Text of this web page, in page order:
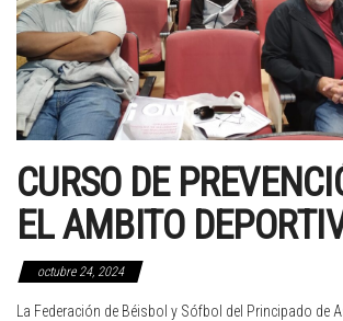
CURSO DE
EL AMBITO
octubre 24, 2024
La Federación de Béisbol y Sófbol del Principado de